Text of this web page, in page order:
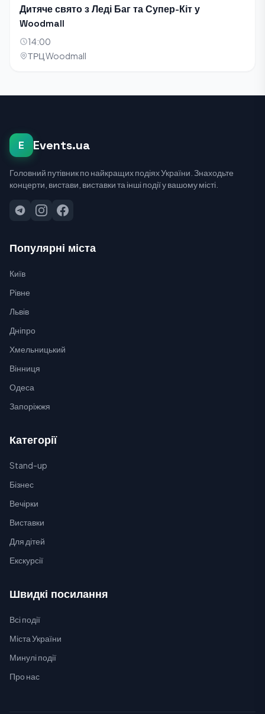
Дитяче свято з Леді Баг та Супер-Кіт у
Woodmall
14:00
ТРЦ Woodmall
E Events.ua
Головний путівник по найкращих подіях України. Знаходьте
концерти, вистави, виставки та інші події у вашому місті.
Популярні міста
Київ
Рівне
Львів
Дніпро
Хмельницький
Вінниця
Одеса
Запоріжжя
Категорії
Stand-up
Бізнес
Вечірки
Виставки
Для дітей
Екскурсії
Швидкі посилання
Всі події
Міста України
Минулі події
Про нас